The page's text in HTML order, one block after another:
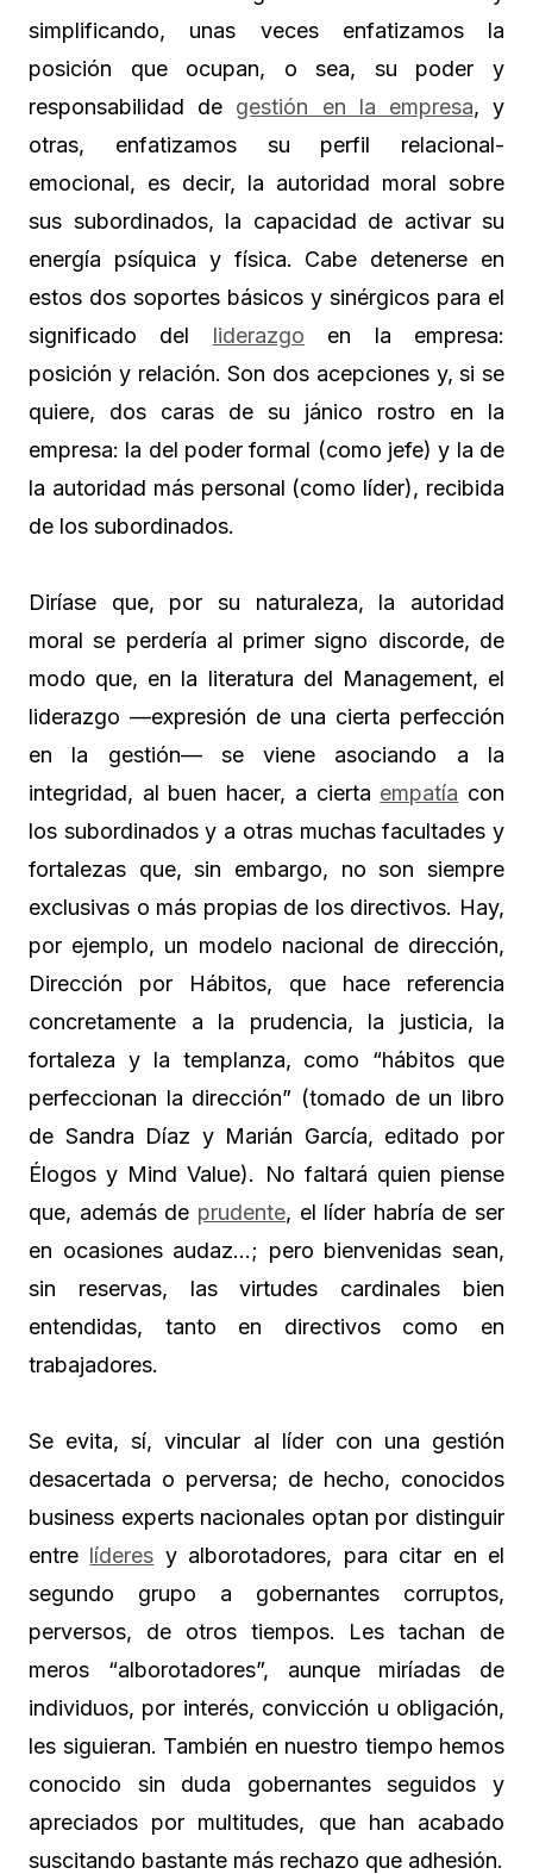
simplificando, unas veces enfatizamos la
posición que ocupan, o sea, su poder y
responsabilidad de gestión en la empresa, y
otras, enfatizamos su perfil relacional-
emocional, es decir, la autoridad moral sobre
sus subordinados, la capacidad de activar su
energía psíquica y física. Cabe detenerse en
estos dos soportes básicos y sinérgicos para el
significado del liderazgo en la empresa:
posición y relación. Son dos acepciones y, si se
quiere, dos caras de su jánico rostro en la
empresa: la del poder formal (como jefe) y la de
la autoridad más personal (como líder), recibida
de los subordinados.
Diríase que, por su naturaleza, la autoridad
moral se perdería al primer signo discorde, de
modo que, en la literatura del Management, el
liderazgo —expresión de una cierta perfección
en la gestión— se viene asociando a la
integridad, al buen hacer, a cierta empatía con
los subordinados y a otras muchas facultades y
fortalezas que, sin embargo, no son siempre
exclusivas o más propias de los directivos. Hay,
por ejemplo, un modelo nacional de dirección,
Dirección por Hábitos, que hace referencia
concretamente a la prudencia, la justicia, la
fortaleza y la templanza, como “hábitos que
perfeccionan la dirección” (tomado de un libro
de Sandra Díaz y Marián García, editado por
Élogos y Mind Value). No faltará quien piense
que, además de prudente, el líder habría de ser
en ocasiones audaz…; pero bienvenidas sean,
sin reservas, las virtudes cardinales bien
entendidas, tanto en directivos como en
trabajadores.
Se evita, sí, vincular al líder con una gestión
desacertada o perversa; de hecho, conocidos
business experts nacionales optan por distinguir
entre líderes y alborotadores, para citar en el
segundo grupo a gobernantes corruptos,
perversos, de otros tiempos. Les tachan de
meros “alborotadores”, aunque miríadas de
individuos, por interés, convicción u obligación,
les siguieran. También en nuestro tiempo hemos
conocido sin duda gobernantes seguidos y
apreciados por multitudes, que han acabado
suscitando bastante más rechazo que adhesión.